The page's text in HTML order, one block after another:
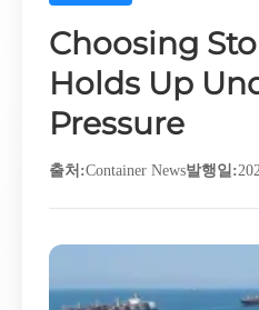
Choosing
Holds Up
Pressure
출처 :Container News발행일 :